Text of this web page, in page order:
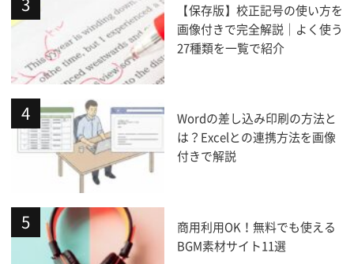
【保存版】校正記号の使い方を
画像付きで完全解説｜よく使う
27種類を一覧で紹介
Wordの差し込み印刷の方法と
は？Excelとの連携方法を画像
付きで解説
商用利用OK！無料でも使える
BGM素材サイト11選